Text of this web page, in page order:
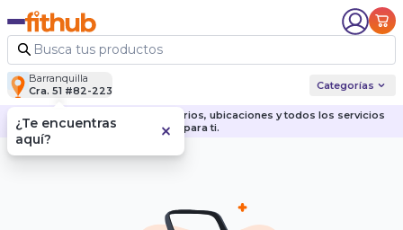
Barranquilla
Cra. 51 #82-223
Categorías
Descubre nuestras sedes, horarios, ubicaciones y todos los servicios
para ti.
¿Te encuentras
aquí?